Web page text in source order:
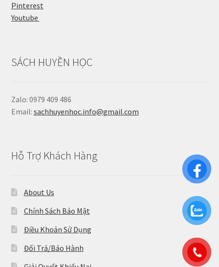
Pinterest
Youtube
SÁCH HUYỀN HỌC
Zalo: 0979 409 486
Email: sachhuyenhoc.info@gmail.com
Hỗ Trợ Khách Hàng
About Us
Chính Sách Bảo Mật
Điều Khoản Sử Dụng
Đổi Trả/Bảo Hành